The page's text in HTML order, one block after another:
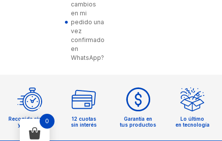
cambios
en mi
pedido una
vez
confirmado
en
WhatsApp?
Recogida rápida
y sencilla
12 cuotas
sin interés
Garantía en
tus productos
Lo último
en tecnología
0